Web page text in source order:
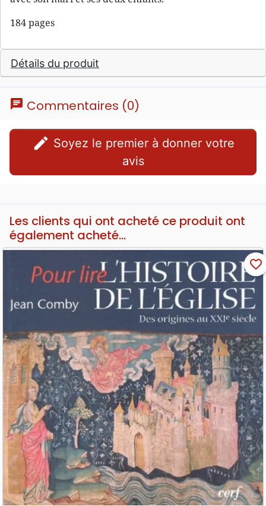
184 pages
Détails du produit
chat Commentaires (0)
edit
avis
Les clients qui ont acheté ce produit ont
également acheté...
favorite_border